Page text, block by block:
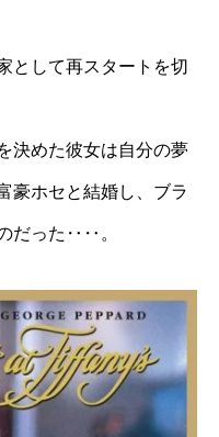
として再スタートを切
決めた彼女は自分の夢
豪ホセと結婚し、ブラ
だった‥‥。